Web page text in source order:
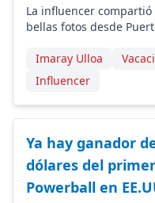
La influencer
bellas fotos desde
Imaray Ulloa
Influencer
Ya hay ganador
dólares del
Powerball en